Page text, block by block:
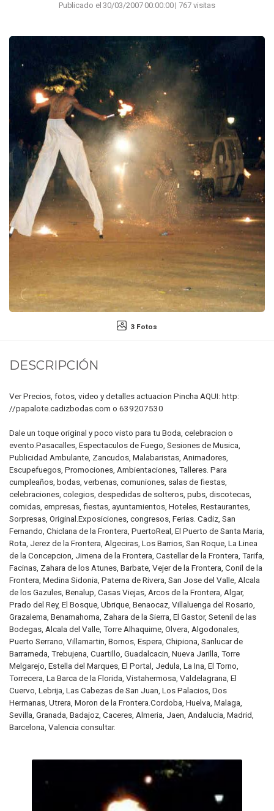
3 Fotos
Publicado el 30/03/2007 00:00:00 | 767 visitas
DESCRIPCIÓN
Ver Precios, fotos, video y detalles actuacion Pincha AQUI: http:
//papalote.cadizbodas.com o 639207530
Dale un toque original y poco visto para tu Boda, celebracion o
evento.Pasacalles, Espectaculos de Fuego, Sesiones de Musica,
Publicidad Ambulante, Zancudos, Malabaristas, Animadores,
Escupefuegos, Promociones, Ambientaciones, Talleres. Para
cumpleaños, bodas, verbenas, comuniones, salas de fiestas,
celebraciones, colegios, despedidas de solteros, pubs, discotecas,
comidas, empresas, fiestas, ayuntamientos, Hoteles, Restaurantes,
Sorpresas, Original.Exposiciones, congresos, Ferias. Cadiz, San
Fernando, Chiclana de la Frontera, PuertoReal, El Puerto de Santa Maria,
Rota, Jerez de la Frontera, Algeciras, Los Barrios, San Roque, La Linea
de la Concepcion, Jimena de la Frontera, Castellar de la Frontera, Tarifa,
Facinas, Zahara de los Atunes, Barbate, Vejer de la Frontera, Conil de la
Frontera, Medina Sidonia, Paterna de Rivera, San Jose del Valle, Alcala
de los Gazules, Benalup, Casas Viejas, Arcos de la Frontera, Algar,
Prado del Rey, El Bosque, Ubrique, Benaocaz, Villaluenga del Rosario,
Grazalema, Benamahoma, Zahara de la Sierra, El Gastor, Setenil de las
Bodegas, Alcala del Valle, Torre Alhaquime, Olvera, Algodonales,
Puerto Serrano, Villamartin, Bornos, Espera, Chipiona, Sanlucar de
Barrameda, Trebujena, Cuartillo, Guadalcacin, Nueva Jarilla, Torre
Melgarejo, Estella del Marques, El Portal, Jedula, La Ina, El Torno,
Torrecera, La Barca de la Florida, Vistahermosa, Valdelagrana, El
Cuervo, Lebrija, Las Cabezas de San Juan, Los Palacios, Dos
Hermanas, Utrera, Moron de la Frontera.Cordoba, Huelva, Malaga,
Sevilla, Granada, Badajoz, Caceres, Almeria, Jaen, Andalucia, Madrid,
Barcelona, Valencia consultar.